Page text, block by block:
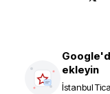
ekleyin
İstanbul